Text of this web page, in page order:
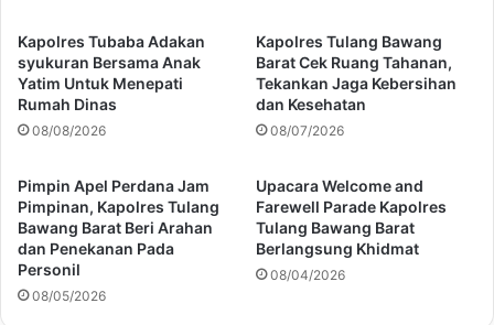
Kapolres Tubaba Adakan
syukuran Bersama Anak
Yatim Untuk Menepati
Rumah Dinas
08/08/2026
Kapolres Tulang Bawang
Barat Cek Ruang Tahanan,
Tekankan Jaga Kebersihan
dan Kesehatan
08/07/2026
Pimpin Apel Perdana Jam
Pimpinan, Kapolres Tulang
Bawang Barat Beri Arahan
dan Penekanan Pada
Personil
08/05/2026
Upacara Welcome and
Farewell Parade Kapolres
Tulang Bawang Barat
Berlangsung Khidmat
08/04/2026